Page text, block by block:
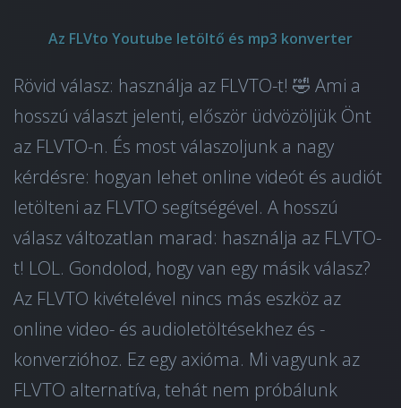
Az FLVto Youtube letöltő és mp3 konverter
Rövid válasz: használja az FLVTO-t! 🤣 Ami a
hosszú választ jelenti, először üdvözöljük Önt
az FLVTO-n. És most válaszoljunk a nagy
kérdésre: hogyan lehet online videót és audiót
letölteni az FLVTO segítségével. A hosszú
válasz változatlan marad: használja az FLVTO-
t! LOL. Gondolod, hogy van egy másik válasz?
Az FLVTO kivételével nincs más eszköz az
online video- és audioletöltésekhez és -
konverzióhoz. Ez egy axióma. Mi vagyunk az
FLVTO alternatíva, tehát nem próbálunk